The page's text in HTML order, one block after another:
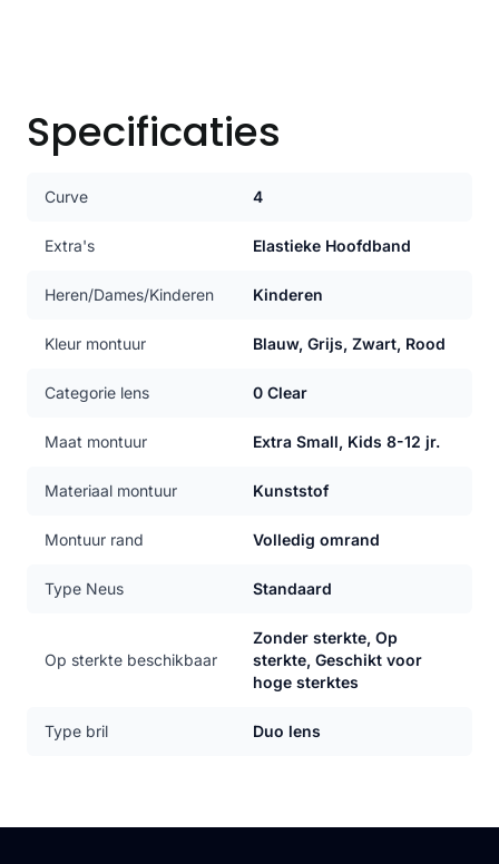
Specificaties
Curve 4
Extra's Elastieke Hoofdband
Heren/Dames/Kinderen Kinderen
Kleur montuur Blauw, Grijs, Zwart, Rood
Categorie lens 0 Clear
Maat montuur Extra Small, Kids 8-12 jr.
Materiaal montuur Kunststof
Montuur rand Volledig omrand
Type Neus Standaard
Op sterkte beschikbaar
Zonder sterkte, Op
sterkte, Geschikt voor
hoge sterktes
Type bril Duo lens